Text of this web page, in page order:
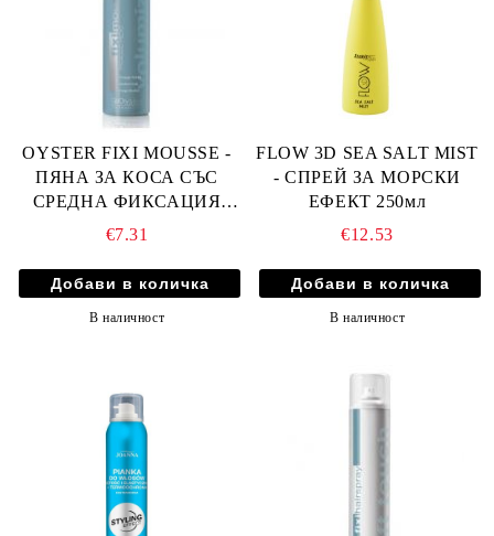
OYSTER FIXI MOUSSE -
ПЯНА ЗА КОСА СЪС
СРЕДНА ФИКСАЦИЯ
250мл
€7.31
В наличност
FLOW 3D SEA SALT MIST
- СПРЕЙ ЗА МОРСКИ
ЕФЕКТ 250мл
€12.53
В наличност